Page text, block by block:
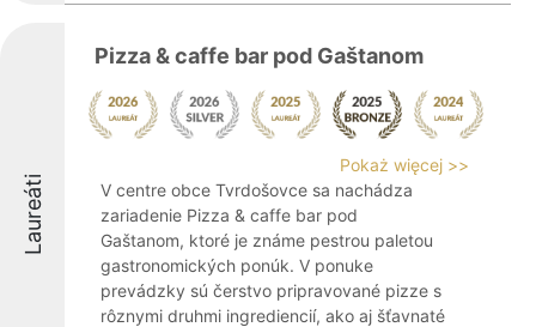
Laureáti
Pizza & caffe bar pod Gaštanom
Pokaż więcej >>
V centre obce Tvrdošovce sa nachádza
zariadenie Pizza & caffe bar pod
Gaštanom, ktoré je známe pestrou paletou
gastronomických ponúk. V ponuke
prevádzky sú čerstvo pripravované pizze s
rôznymi druhmi ingrediencií, ako aj šťavnaté